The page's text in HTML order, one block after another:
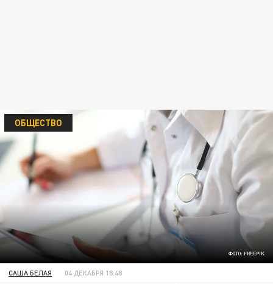
ФОТО: FREEPIK
ОБЩЕСТВО
САША БЕЛАЯ 04 ДЕКАБРЯ 18:48